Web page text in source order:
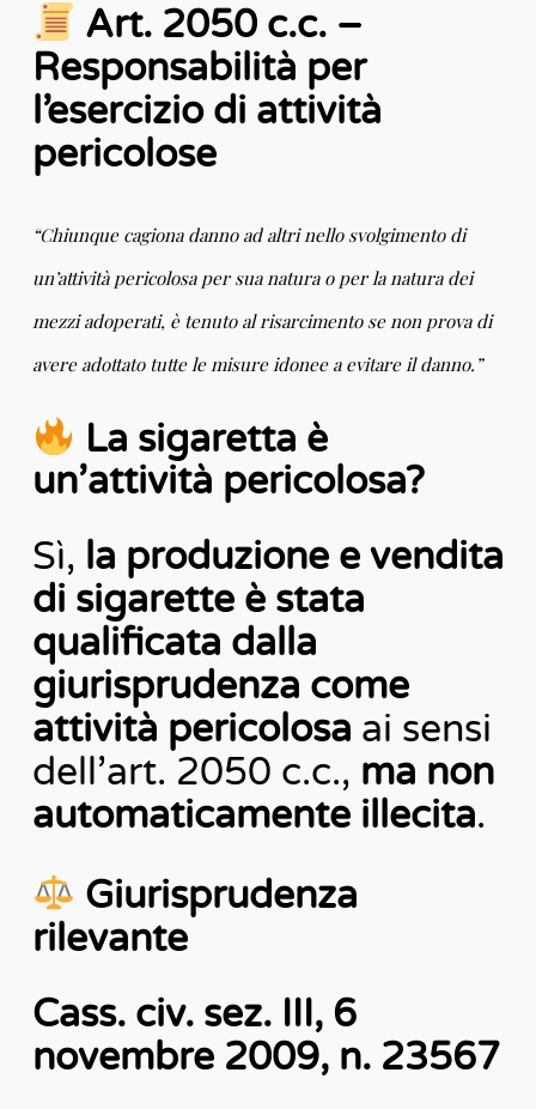
Art. 2050 c.c. –
Responsabilità per
l’esercizio di attività
pericolose
“Chiunque cagiona danno ad altri nello svolgimento di
un’attività pericolosa per sua natura o per la natura dei
mezzi adoperati, è tenuto al risarcimento se non prova di
avere adottato tutte le misure idonee a evitare il danno.”
La sigaretta è
un’attività pericolosa?
Sì, la produzione e vendita
di sigarette è stata
qualificata dalla
giurisprudenza come
attività pericolosa ai sensi
dell’art. 2050 c.c., ma non
automaticamente illecita.
Giurisprudenza
rilevante
Cass. civ. sez. III, 6
novembre 2009, n. 23567